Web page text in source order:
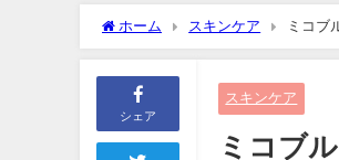
ホーム スキンケア ミコブ
シェア
スキンケア
ミコブ